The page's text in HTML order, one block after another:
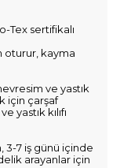
Tex sertifikalı
oturur, kayma
ve yastık
için çarşaf
kılıfı
3-7 iş günü içinde
arayanlar için